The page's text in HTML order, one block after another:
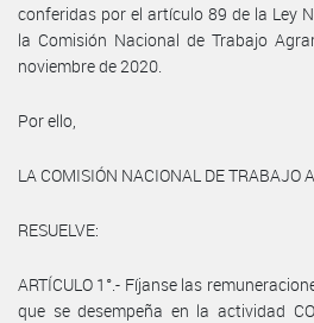
conferidas por el artículo 89 de la Ley
la Comisión Nacional de Trabajo
noviembre de 2020.
Por ello,
LA COMISIÓN NACIONAL DE TRABAJO
RESUELVE:
ARTÍCULO 1°.- Fíjanse las
que se desempeña en la actividad